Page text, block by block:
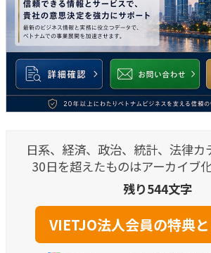
日系、経済、政治、統計、法律カ
30日を超えたものはアーカイブ
残り544文字